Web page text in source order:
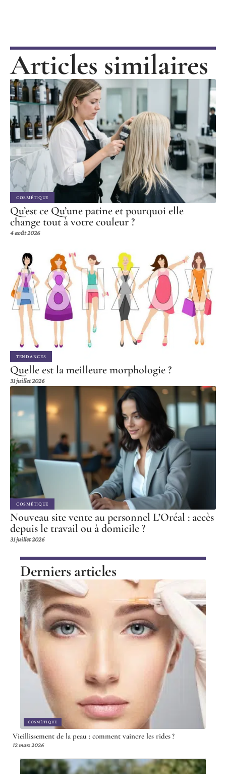
Articles similaires
COSMÉTIQUE
Qu’est ce Qu’une patine et pourquoi elle
change tout à votre couleur ?
4 août 2026
TENDANCES
Quelle est la meilleure morphologie ?
31 juillet 2026
COSMÉTIQUE
Nouveau site vente au personnel L’Oréal : accès
depuis le travail ou à domicile ?
31 juillet 2026
Derniers articles
COSMÉTIQUE
Vieillissement de la peau : comment vaincre les rides ?
12 mars 2026